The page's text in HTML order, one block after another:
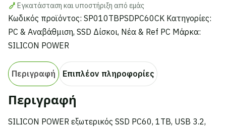
Εγκατάσταση και υποστήριξη από εμάς
Κωδικός προϊόντος: SP010TBPSDPC60CK Κατηγορίες:
PC & Αναβάθμιση, SSD Δίσκοι, Νέα & Ref PC Μάρκα:
SILICON POWER
Περιγραφή Επιπλέον πληροφορίες
Περιγραφή
SILICON POWER εξωτερικός SSD PC60, 1TB, USB 3.2,